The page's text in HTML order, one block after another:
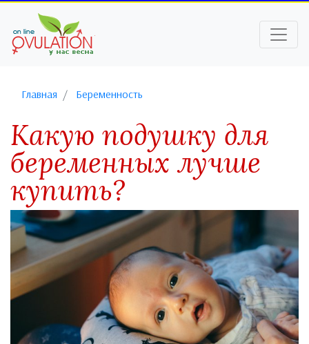
Главная Беременность
Какую подушку для
беременных лучше
купить?